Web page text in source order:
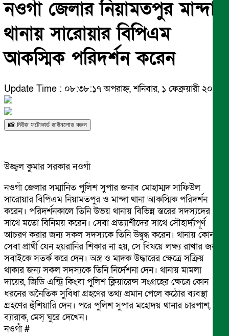
নওগাঁ জেলার নিয়ামতপুর মান্দা
থানায় সারোয়ার বিপিএম
আকস্মিক পরিদর্শন করেন
Update Time : ০৮:৩৮:১৭ অপরাহ্ন, শনিবার, ১ ফেব্রুয়ারী ২০২৫
📸 নিউজ ফটোকার্ড ডাউনলোড করুন
উজ্জ্বল কুমার সরকার নওগাঁ
নওগাঁ জেলার সম্মানিত পুলিশ সুপার জনাব মোহাম্মদ সাফিউল
সারোয়ার বিপিএম নিয়ামতপুর ও মান্দা থানা আকস্মিক পরিদর্শন
করেন। পরিদর্শনকালে তিনি উভয় থানায় বিভিন্ন স্তরের সদস্যদের
সাথে মতো বিনিময় করেন। সেবা প্রত্যাশীদের সাথে সৌহার্দ্যপূর্ণ
আচরণ করার জন্য সকল সদস্যকে তিনি উদ্বুদ্ধ করেন। থানায় কোন
সেবা প্রার্থী যেন হয়রানির শিকার না হয়, সে বিষয়ে লক্ষ্য রাখার জন্য
সবাইকে সতর্ক করে দেন। অস্ত্র ও মাদক উদ্ধারের ক্ষেত্রে সক্রিয়
থাকার জন্য সকল সদস্যকে তিনি নির্দেশনা দেন। থানায় মামলা
দায়ের, জিডি এন্ট্রি কিংবা পুলিশ ক্লিয়ারেন্স সংগ্রহের ক্ষেত্রে কোন
ধরনের অনৈতিক সুবিধা গ্রহণের তথ্য প্রমান পেলে কঠোর ব্যবস্থা
গ্রহণের হুঁশিয়ারি দেন। পরে পুলিশ সুপার মহোদয় থানার চারপাশ,
ব্যারাক, মেস্ ঘুরে দেখেন।
নওগাঁ #